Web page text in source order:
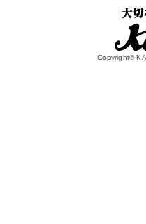
Copyright©